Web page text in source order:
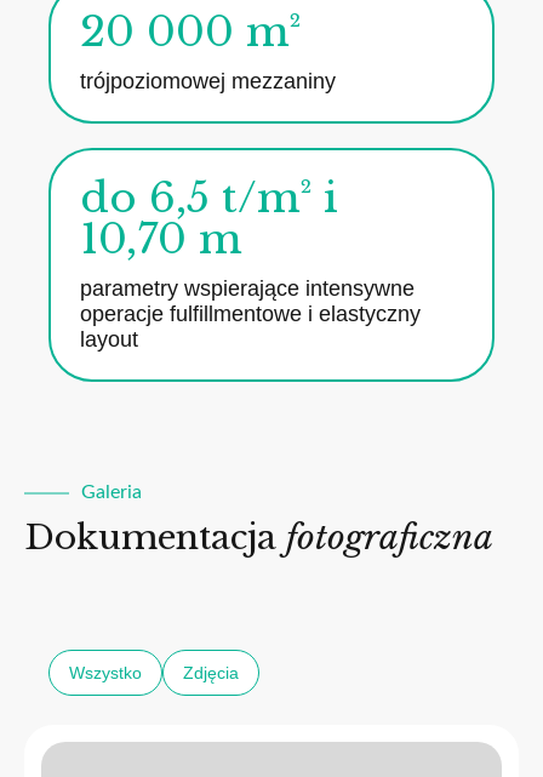
20 000 m²
trójpoziomowej mezzaniny
do 6,5 t/m² i
10,70 m
parametry wspierające intensywne
operacje fulfillmentowe i elastyczny
layout
Galeria
Dokumentacja fotograficzna
Wszystko Zdjęcia